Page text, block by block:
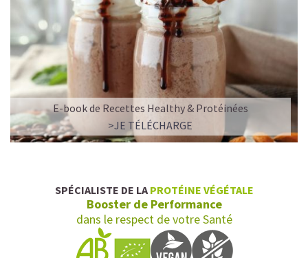
E-book de Recettes Healthy & Protéinées
>JE TÉLÉCHARGE
SPÉCIALISTE DE LA PROTÉINE VÉGÉTALE
Booster de Performance
dans le respect de votre Santé